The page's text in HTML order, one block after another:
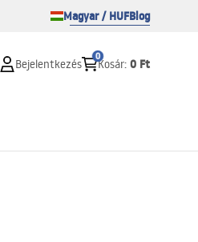
Magyar / HUFBlog
Bejelentkezés
0
Kosár: 0 Ft